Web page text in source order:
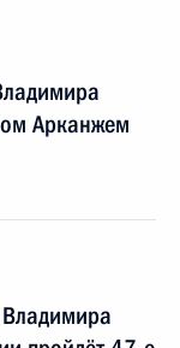
Арканжем
Владимира